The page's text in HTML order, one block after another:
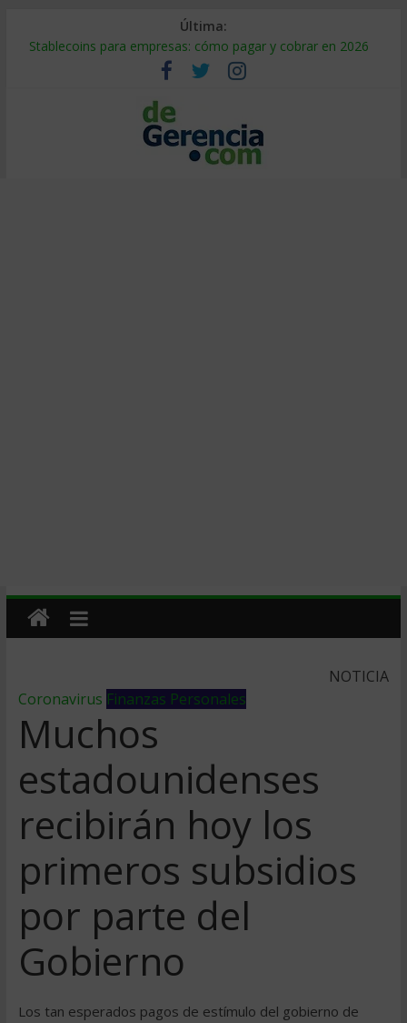
Última:
Stablecoins para empresas: cómo pagar y cobrar en 2026
Despido silencioso: qué es y por qué sale tan caro
IA en selección de personal: cómo auditarla a tiempo
Trabajo forzoso en la cadena de suministro: qué hacer
Mercado hispano de EE. UU.: cómo segmentarlo y venderle
NOTICIA
Coronavirus Finanzas Personales
Muchos
estadounidenses
recibirán hoy los
primeros subsidios
por parte del
Gobierno
Los tan esperados pagos de estímulo del gobierno de